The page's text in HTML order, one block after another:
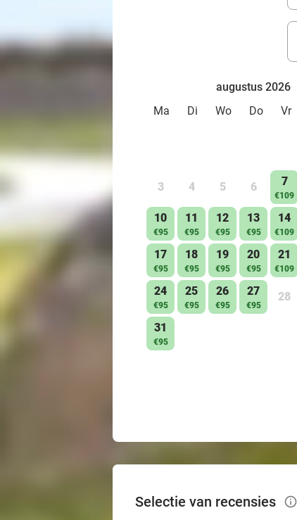
augustus 2026
Ma
Di Wo Do Vr
3 4 5 6 7
€109
10
€95
11
€95
12
€95
13
€95
14
€109
17
€95
18
€95
19
€95
20
€95
21
€109
24
€95
25
€95
26
€95
27
€95
28
31
€95
Selectie van recensies